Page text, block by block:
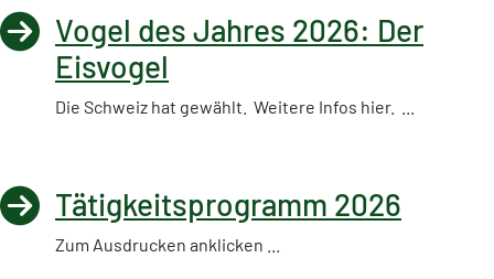
Vogel des Jahres 2026: Der
Eisvogel
Die Schweiz hat gewählt. Weitere Infos hier. ...
Tätigkeitsprogramm 2026
Zum Ausdrucken anklicken ...